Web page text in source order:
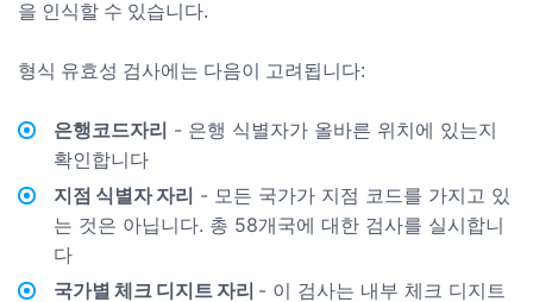
을 인식할 수 있습니다.
형식 유효성 검사에는 다음이 고려됩니다:
은행코드자리 - 은행 식별자가 올바른 위치에 있는지
확인합니다
지점 식별자 자리 - 모든 국가가 지점 코드를 가지고 있
는 것은 아닙니다. 총 58개국에 대한 검사를 실시합니
다
국가별 체크 디지트 자리 - 이 검사는 내부 체크 디지트